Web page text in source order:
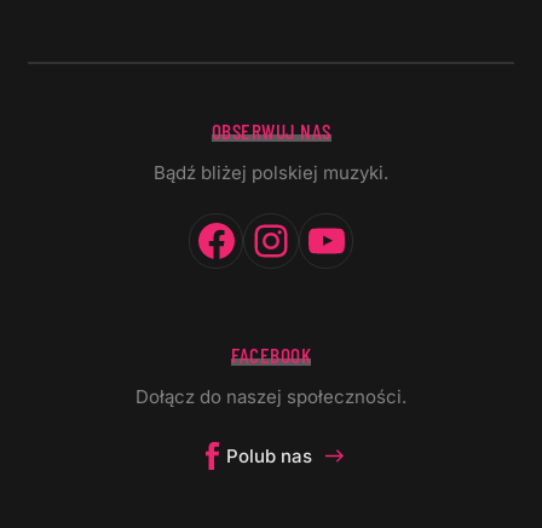
OBSERWUJ NAS
Bądź bliżej polskiej muzyki.
Facebook
Instagram
FACEBOOK
Dołącz do naszej społeczności.
Polub nas